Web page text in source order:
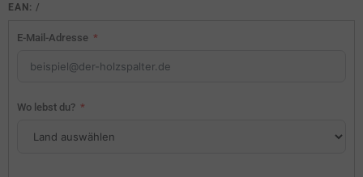
EAN: /
E-Mail-Adresse
Wo lebst du?